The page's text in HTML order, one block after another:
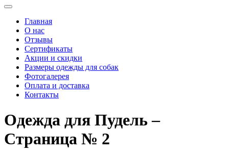
Главная
О нас
Отзывы
Сертификаты
Акции и скидки
Размеры одежды для собак
Фотогалерея
Оплата и доставка
Контакты
Одежда для Пудель –
Страница № 2